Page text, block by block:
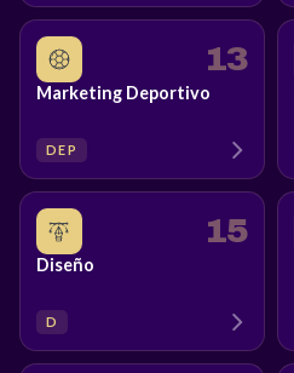
13
Marketing Deportivo
DEP
15
Diseño
D